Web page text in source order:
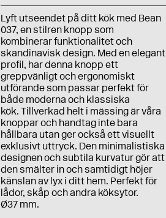
Lyft utseendet på ditt kök med Bean
037, en stilren knopp som
kombinerar funktionalitet och
skandinavisk design. Med en elegant
profil, har denna knopp ett
greppvänligt och ergonomiskt
utförande som passar perfekt för
både moderna och klassiska
kök. Tillverkad helt i mässing är våra
knoppar och handtag inte bara
hållbara utan ger också ett visuellt
exklusivt uttryck. Den minimalistiska
designen och subtila kurvatur gör att
den smälter in och samtidigt höjer
känslan av lyx i ditt hem. Perfekt för
lådor, skåp och andra köksytor.
Ø37 mm.